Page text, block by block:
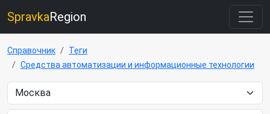
SpravkaRegion
Справочник
Теги
Средства автоматизации и информационные технологии